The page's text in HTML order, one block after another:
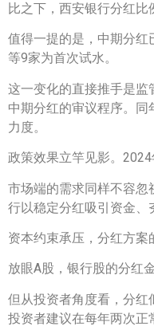
比之下，西安银行分红比
值得一提的是，中期分红
等9家为首次试水。
这一变化的直接推手是监
中期分红的审议程序。同
力度。
政策效果立竿见影。
市场端的需求同样不容忽
行以稳定分红吸引资金、
资本约束承压，分红方案
放眼A股，银行股的分红
但从投资者角度看，分红
投资者建议在每年两次正